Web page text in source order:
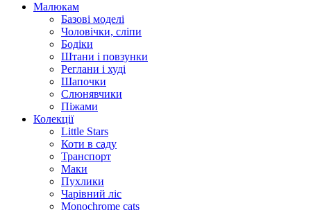
Малюкам
Базові моделі
Чоловічки, сліпи
Бодіки
Штани і повзунки
Реглани і худі
Шапочки
Слюнявчики
Піжами
Колекції
Little Stars
Коти в саду
Транспорт
Маки
Пухлики
Чарівний ліс
Monochrome cats